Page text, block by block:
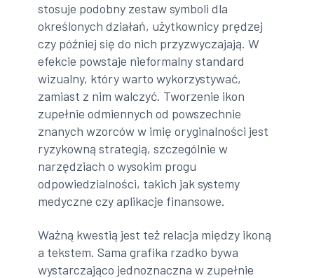
stosuje podobny zestaw symboli dla
określonych działań, użytkownicy prędzej
czy później się do nich przyzwyczajają. W
efekcie powstaje nieformalny standard
wizualny, który warto wykorzystywać,
zamiast z nim walczyć. Tworzenie ikon
zupełnie odmiennych od powszechnie
znanych wzorców w imię oryginalności jest
ryzykowną strategią, szczególnie w
narzędziach o wysokim progu
odpowiedzialności, takich jak systemy
medyczne czy aplikacje finansowe.
Ważną kwestią jest też relacja między ikoną
a tekstem. Sama grafika rzadko bywa
wystarczająco jednoznaczna w zupełnie